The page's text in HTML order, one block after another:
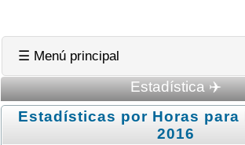
☰ Menú principal
Estadística ✈️
Estadísticas por Horas para
2016